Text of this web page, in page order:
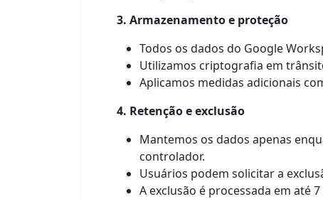
3. Armazenamento e proteção
Todos os dados do Google
Utilizamos criptografia em
Aplicamos medidas adicionais
4. Retenção e exclusão
Mantemos os dados apenas
controlador.
Usuários podem solicitar a
A exclusão é processada em até